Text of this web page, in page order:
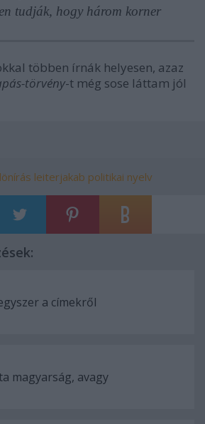
tudják, hogy három korner
többen írnák helyesen, azaz
törvény-t még sose láttam jól
leiterjakab politikai nyelv
a címekről
magyarság, avagy